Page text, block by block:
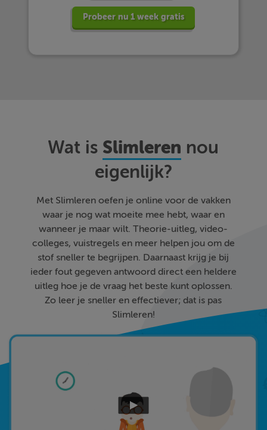
Probeer nu 1 week gratis
Wat is Slimleren nou
eigenlijk?
Met Slimleren oefen je online voor de vakken
waar je nog wat moeite mee hebt, waar en
wanneer je maar wilt. Theorie-uitleg, video-
colleges, vuistregels en meer helpen jou om de
stof sneller te begrijpen. Daarnaast krijg je bij
ieder fout gegeven antwoord direct een heldere
uitleg hoe je de vraag het beste kunt oplossen.
Zo leer je sneller en effectiever; dat is pas
Slimleren!